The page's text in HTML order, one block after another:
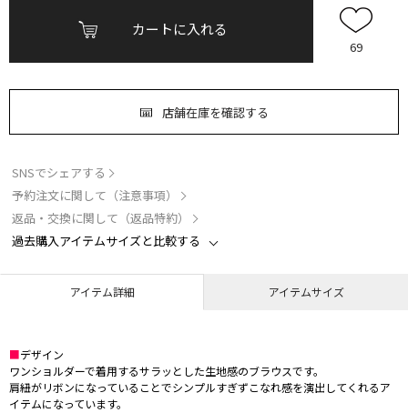
カートに入れる
69
店舗在庫を確認する
SNSでシェアする
予約注文に関して（注意事項）
返品・交換に関して（返品特約）
過去購入アイテムサイズと比較する
アイテム詳細 アイテムサイズ
■デザイン
ワンショルダーで着用するサラッとした生地感のブラウスです。
肩紐がリボンになっていることでシンプルすぎずこなれ感を演出してくれるア
イテムになっています。